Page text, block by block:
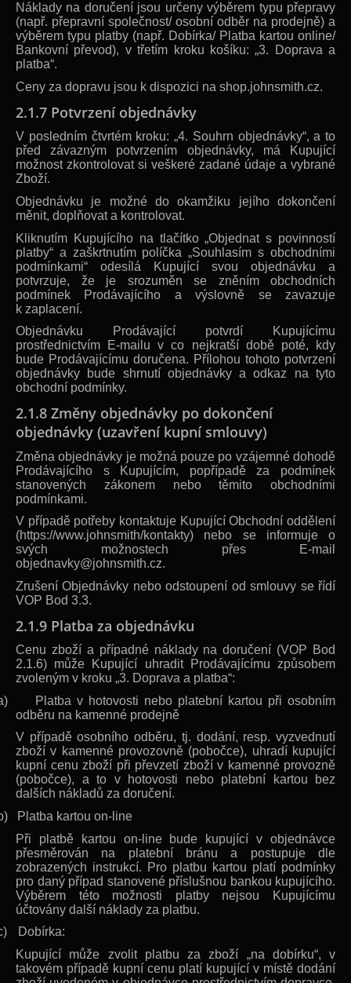
Náklady na doručení jsou určeny výběrem typu přepravy
(např. přepravní společnost/ osobní odběr na prodejně) a
výběrem typu platby (např. Dobírka/ Platba kartou online/
Bankovní převod), v třetím kroku košíku: „3. Doprava a
platba“.
Ceny za dopravu jsou k dispozici na shop.johnsmith.cz.
2.1.7 Potvrzení objednávky
V posledním čtvrtém kroku: „4. Souhrn objednávky“, a to
před závazným potvrzením objednávky, má Kupující
možnost zkontrolovat si veškeré zadané údaje a vybrané
Zboží.
Objednávku je možné do okamžiku jejího dokončení
měnit, doplňovat a kontrolovat.
Kliknutím Kupujícího na tlačítko „Objednat s povinností
platby“ a zaškrtnutím políčka „Souhlasím s obchodními
podmínkami“ odesílá Kupující svou objednávku a
potvrzuje, že je srozuměn se zněním obchodních
podmínek Prodávajícího a výslovně se zavazuje
k zaplacení.
Objednávku Prodávající potvrdí Kupujícímu
prostřednictvím E-mailu v co nejkratší době poté, kdy
bude Prodávajícímu doručena. Přílohou tohoto potvrzení
objednávky bude shrnutí objednávky a odkaz na tyto
obchodní podmínky.
2.1.8 Změny objednávky po dokončení
objednávky (uzavření kupní smlouvy)
Změna objednávky je možná pouze po vzájemné dohodě
Prodávajícího s Kupujícím, popřípadě za podmínek
stanovených zákonem nebo těmito obchodními
podmínkami.
V případě potřeby kontaktuje Kupující Obchodní oddělení
(https://www.johnsmith/kontakty) nebo se informuje o
svých možnostech přes E-mail
objednavky@johnsmith.cz.
Zrušení Objednávky nebo odstoupení od smlouvy se řídí
VOP Bod 3.3.
2.1.9 Platba za objednávku
Cenu zboží a případné náklady na doručení (VOP Bod
2.1.6) může Kupující uhradit Prodávajícímu způsobem
zvoleným v kroku „3. Doprava a platba“:
Platba v hotovosti nebo platební kartou při osobním
odběru na kamenné prodejně
V případě osobního odběru, tj. dodání, resp. vyzvednutí
zboží v kamenné provozovně (pobočce), uhradí kupující
kupní cenu zboží při převzetí zboží v kamenné provozně
(pobočce), a to v hotovosti nebo platební kartou bez
dalších nákladů za doručení.
Platba kartou on-line
Při platbě kartou on-line bude kupující v objednávce
přesměrován na platební bránu a postupuje dle
zobrazených instrukcí. Pro platbu kartou platí podmínky
pro daný případ stanovené příslušnou bankou kupujícího.
Výběrem této možnosti platby nejsou Kupujícímu
účtovány další náklady za platbu.
Dobírka:
Kupující může zvolit platbu za zboží „na dobírku“, v
takovém případě kupní cenu platí kupující v místě dodání